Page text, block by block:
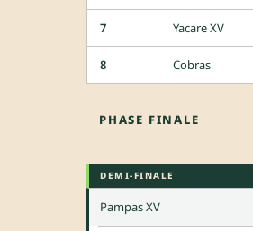
7 Yacare XV
8 Cobras
PHASE FINALE
DEMI-FINALE
Pampas XV